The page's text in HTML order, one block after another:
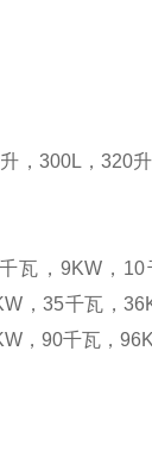
升 ， 300L ， 320升
千瓦， 9KW， 10
，35千瓦，
， 90千瓦，